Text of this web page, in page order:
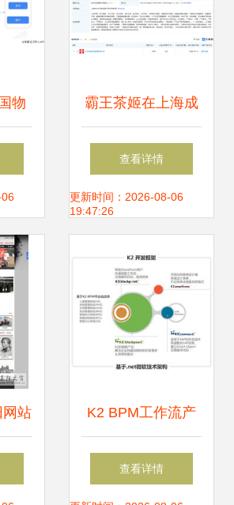
物
图
、
系
势
霸王茶姬在上海成
立新公司，跨界布
局动漫游戏与IT服
查看详情
更新时间：2026-08-06
19:47:26
站
集
K2 BPM工作流产
品介绍 赋能信息系
查看详情